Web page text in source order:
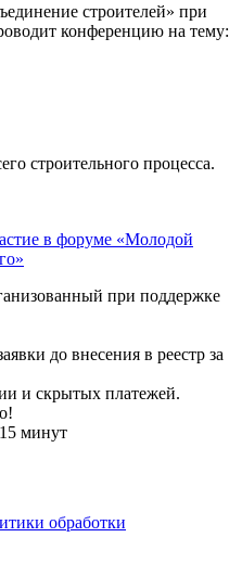
строителей» при
конференцию на тему:
строительного процесса.
в форуме «Молодой
при поддержке
до внесения в реестр за
и скрытых платежей.
минут
обработки